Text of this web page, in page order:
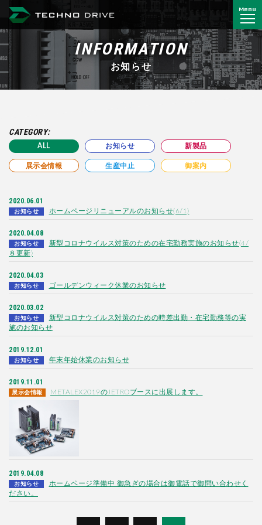
Menu
INFORMATION
お知らせ
CATEGORY:
ALL お知らせ 新製品
展示会情報 生産中止 御案内
2020.06.01
お知らせ ホームページリニューアルのお知らせ(6/1)
2020.04.08
お知らせ
新型コロナウイルス対策のための在宅勤務実施のお知らせ(4/
８更新)
2020.04.03
お知らせ ゴールデンウィーク休業のお知らせ
2020.03.02
お知らせ
新型コロナウイルス対策のための時差出勤・在宅勤務等の実
施のお知らせ
2019.12.01
お知らせ 年末年始休業のお知らせ
2019.11.01
展示会情報 METALEX2019のJETROブースに出展します。
2019.04.08
お知らせ
ホームページ準備中 御急ぎの場合は御電話で御問い合わせく
ださい。